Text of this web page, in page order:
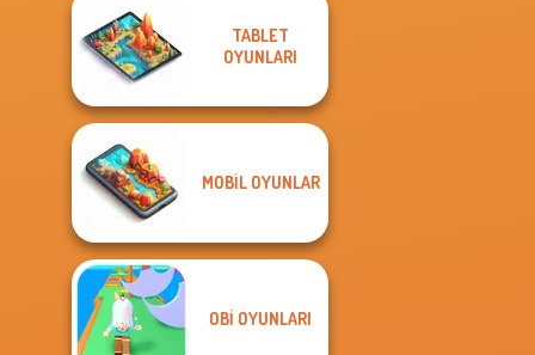
TABLET
OYUNLARI
MOBIL OYUNLAR
OBI OYUNLARI